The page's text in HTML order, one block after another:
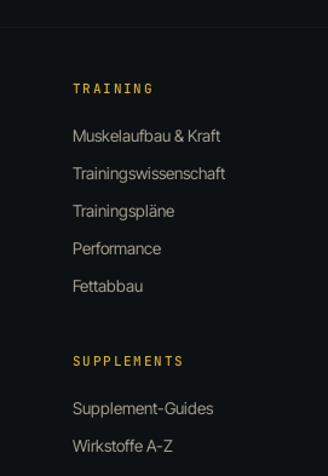
TRAINING
Muskelaufbau & Kraft
Trainingswissenschaft
Trainingspläne
Performance
Fettabbau
SUPPLEMENTS
Supplement-Guides
Wirkstoffe A-Z